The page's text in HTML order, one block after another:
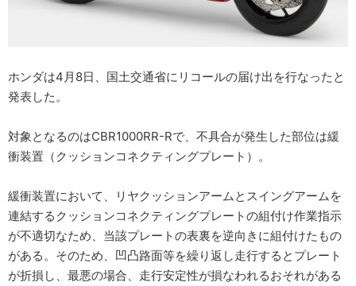
ホンダは4月8日、国土交通省にリコールの届け出を行なったと
発表した。
対象となるのはCBR1000RR-Rで、不具合が発生した部位は緩
衝装置（クッションコネクティングプレート）。
緩衝装置において、リヤクッションアームとスイングアームを
連結するクッションコネクティングプレートの組付け作業指示
が不適切なため、当該プレートの表裏を逆向きに組付けたもの
がある。そのため、凹凸路面等を繰り返し走行するとプレート
が折損し、最悪の場合、走行安定性が損なわれるおそれがある